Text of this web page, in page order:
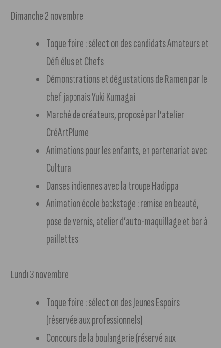
Dimanche 2 novembre
Toque foire : sélection des candidats Amateurs et
Défi élus et Chefs
Démonstrations et dégustations de Ramen par le
chef japonais Yuki Kumagai
Marché de créateurs, proposé par l’atelier
CréArtPlume
Animations pour les enfants, en partenariat avec
Cultura
Danses indiennes avec la troupe Hadippa
Animation école backstage : remise en beauté,
pose de vernis, atelier d’auto-maquillage et bar à
paillettes
Lundi 3 novembre
Toque foire : sélection des Jeunes Espoirs
(réservée aux professionnels)
Concours de la boulangerie (réservé aux